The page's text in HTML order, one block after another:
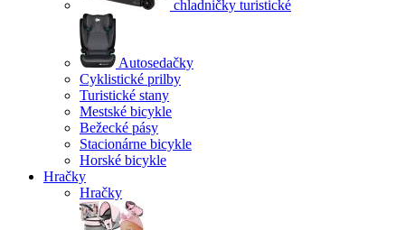
chladničky turistické
Autosedačky
Cyklistické prilby
Turistické stany
Mestské bicykle
Bežecké pásy
Stacionárne bicykle
Horské bicykle
Hračky
Hračky